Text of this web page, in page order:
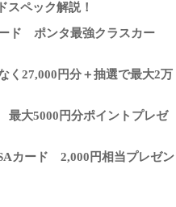
ペック解説！
ド ポンタ最強クラスカー
27,000円分＋抽選で最大2万
大5000円分ポイントプレゼ
カード 2,000円相当プレゼン